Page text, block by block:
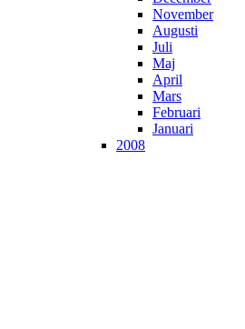
November
Augusti
Juli
Maj
April
Mars
Februari
Januari
2008